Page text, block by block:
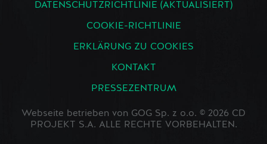
DATENSCHUTZRICHTLINIE (AKTUALISIERT)
COOKIE-RICHTLINIE
ERKLÄRUNG ZU COOKIES
KONTAKT
PRESSEZENTRUM
Webseite betrieben von GOG Sp. z o.o. © 2026 CD
PROJEKT S.A. ALLE RECHTE VORBEHALTEN.